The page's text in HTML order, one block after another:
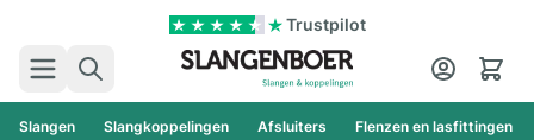
Trustpilot
Zoek
Cart
Slangen Slangkoppelingen Afsluiters Flenzen en lasfittingen